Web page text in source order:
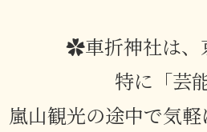
✿車折神社は、
特に「芸
嵐山観光の途中で気